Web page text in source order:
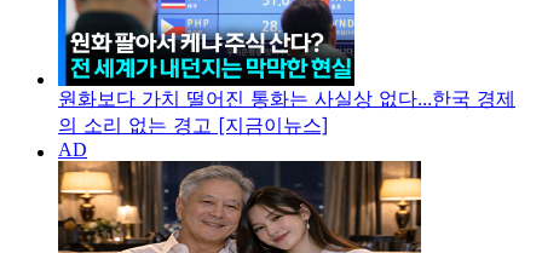
원화보다 가치 떨어진 통화는 사실상 없다...한국 경제
의 소리 없는 경고 [지금이뉴스]